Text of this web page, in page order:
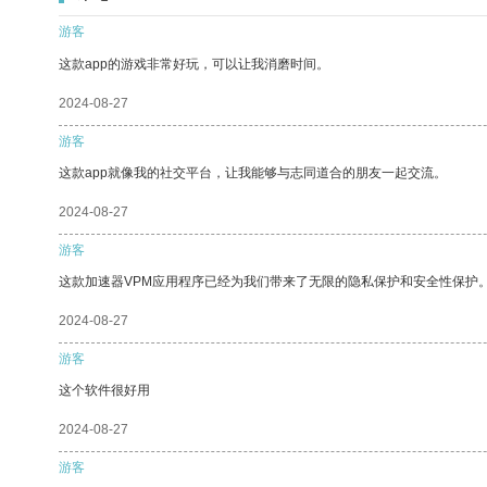
游客
这款app的游戏非常好玩，可以让我消磨时间。
2024-08-27
游客
这款app就像我的社交平台，让我能够与志同道合的朋友一起交流。
2024-08-27
游客
这款加速器VPM应用程序已经为我们带来了无限的隐私保护和安全性保护
2024-08-27
游客
这个软件很好用
2024-08-27
游客